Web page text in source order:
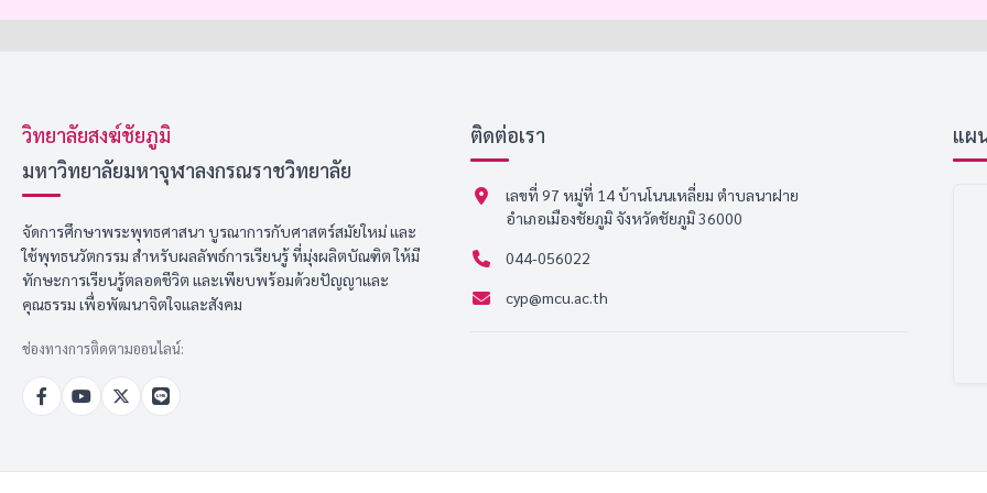
วิทยาลัยสงฆ์ชัยภูมิ
มหาวิทยาลัยมหาจุฬาลงกรณราชวิทยาลัย
จัดการศึกษาพระพุทธศาสนา บูรณาการกับศาสตร์สมัยใหม่ และ
ใช้พุทธนวัตกรรม สำหรับผลลัพธ์การเรียนรู้ ที่มุ่งผลิตบัณฑิต ให้มี
ทักษะการเรียนรู้ตลอดชีวิต และเพียบพร้อมด้วยปัญญาและ
คุณธรรม เพื่อพัฒนาจิตใจและสังคม
ช่องทางการติดตามออนไลน์:
ติดต่อเรา
เลขที่ 97 หมู่ที่ 14 บ้านโนนเหลี่ยม ตำบลนาฝาย
อำเภอเมืองชัยภูมิ จังหวัดชัยภูมิ 36000
044-056022
cyp@mcu.ac.th
แผ